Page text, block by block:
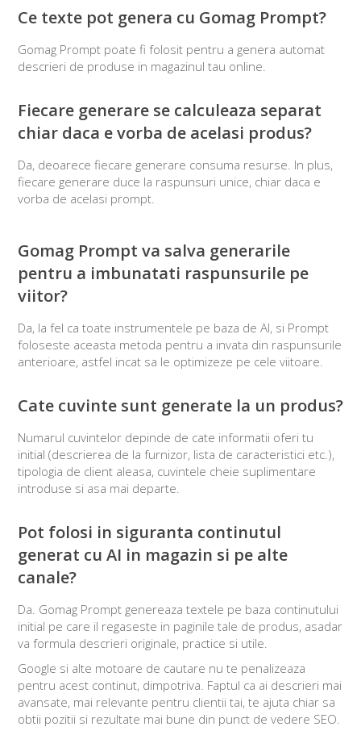
Ce texte pot genera cu Gomag Prompt?
Gomag Prompt poate fi folosit pentru a genera automat
descrieri de produse in magazinul tau online.
Fiecare generare se calculeaza separat
chiar daca e vorba de acelasi produs?
Da, deoarece fiecare generare consuma resurse. In plus,
fiecare generare duce la raspunsuri unice, chiar daca e
vorba de acelasi prompt.
Gomag Prompt va salva generarile
pentru a imbunatati raspunsurile pe
viitor?
Da, la fel ca toate instrumentele pe baza de AI, si Prompt
foloseste aceasta metoda pentru a invata din raspunsurile
anterioare, astfel incat sa le optimizeze pe cele viitoare.
Cate cuvinte sunt generate la un produs?
Numarul cuvintelor depinde de cate informatii oferi tu
initial (descrierea de la furnizor, lista de caracteristici etc.),
tipologia de client aleasa, cuvintele cheie suplimentare
introduse si asa mai departe.
Pot folosi in siguranta continutul
generat cu AI in magazin si pe alte
canale?
Da. Gomag Prompt genereaza textele pe baza continutului
initial pe care il regaseste in paginile tale de produs, asadar
va formula descrieri originale, practice si utile.
Google si alte motoare de cautare nu te penalizeaza
pentru acest continut, dimpotriva. Faptul ca ai descrieri mai
avansate, mai relevante pentru clientii tai, te ajuta chiar sa
obtii pozitii si rezultate mai bune din punct de vedere SEO.